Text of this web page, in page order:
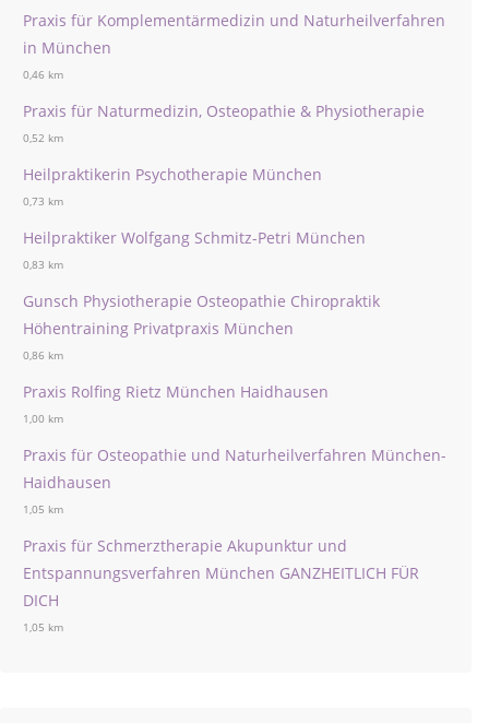
Praxis für Komplementärmedizin und Naturheilverfahren
in München
0,46 km
Praxis für Naturmedizin, Osteopathie & Physiotherapie
0,52 km
Heilpraktikerin Psychotherapie München
0,73 km
Heilpraktiker Wolfgang Schmitz-Petri München
0,83 km
Gunsch Physiotherapie Osteopathie Chiropraktik
Höhentraining Privatpraxis München
0,86 km
Praxis Rolfing Rietz München Haidhausen
1,00 km
Praxis für Osteopathie und Naturheilverfahren München-
Haidhausen
1,05 km
Praxis für Schmerztherapie Akupunktur und
Entspannungsverfahren München GANZHEITLICH FÜR
DICH
1,05 km